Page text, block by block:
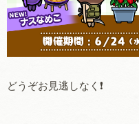
どうぞお見逃しなく❗️